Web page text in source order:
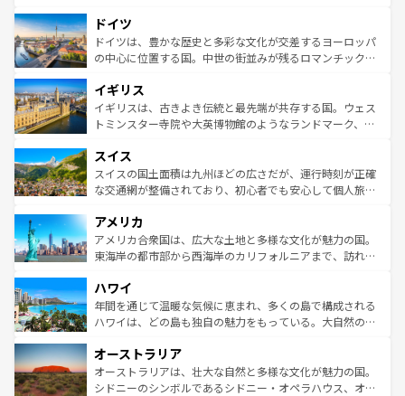
せる。地方によって風土や気候が異なるスペインはその個
性で訪れる人を魅了する。 なお、新着のスペイン情報は コ
ンテンツ一覧を参照してほしい。
で、幅広い魅力が詰まっている。華麗な宮殿、歴史的な大
聖堂、美しいビーチ、そして豊かな自然が、訪れる者を心
から魅了する。また、フランスは美食の国としても知ら
いる。シャンパンの発祥地であるランス、プロヴァンスの
香り高いラベンダー畑など、多彩な楽しみ方が可能だ。さ
らに、パリ以外の地域にも魅力が溢れており、どの街角に
れる地方に足を運ぶとそれぞれで全く異なる文化を体験で
きるだろう。 なお、新着のフランス情報はコンテンツ一覧
を参照してほしい。
ドイツ
ドイツは、豊かな歴史と多彩な文化が交差するヨーロッパ
の中心に位置する国。中世の街並みが残るロマンチック街
顔を持つこの国は、どこを歩いても飽きることがない。ベ
ルリンの文化的活気、バイエルン州のアルプスの絶景、そ
してライン川沿いのワイン畑といった風景は必見。ビール
は、お酒好きな人にはぜひ体験してほしい。 なお、新着の
ドイツ情報はコンテンツ一覧を参照してほしい。
イギリス
イギリスは、古きよき伝統と最先端が共存する国。ウェス
トミンスター寺院や大英博物館のようなランドマーク、歴
リアごとに異なる魅力がある。また、優雅なアフタヌーン
ティー、ビール好きにはたまらない英国パブ、サッカー観
戦など、本場だからこそできる体験も豊富。イギリスを旅
ンツ一覧を参照してほしい。
スイス
スイスの国土面積は九州ほどの広さだが、運行時刻が正確
な交通網が整備されており、初心者でも安心して個人旅行
の建物がそのまま残る町や、スイスならではのユニークな
博物館もあり、アルプス観光だけでなく町歩きも満喫する
ことができる。国民の所得が高いため物価も高いが、旅行
ば市内交通費無料で観光を楽しむこともできる。 なお、新
着のスイス情報はコンテンツ一覧 を参照してほしい。
アメリカ
アメリカ合衆国は、広大な土地と多様な文化が魅力の国。
東海岸の都市部から西海岸のカリフォルニアまで、訪れる
のような巨大都市は、観光、ショッピング、エンターテイ
ンメントが詰まった刺激的なスポットだ。一方、アメリカ
西部には大自然が広がり、グランドキャニオンやイエロー
部のニューオーリンズでは、音楽と美食が融合した独特の
文化が魅力。旅行者はアメリカの各地域で異なる魅力を楽
しみながら、その多様性と豊かな歴史を感じることができ
ハワイ
年間を通じて温暖な気候に恵まれ、多くの島で構成される
ハワイは、どの島も独自の魅力をもっている。大自然の神
ワイ島は見逃せない。また、定番の観光地といえばオアフ
島だが、静かな自然を求めるならマウイ島やカウアイ島が
おすすめ。エメラルドグリーンに輝く海をはじめ、豊かな
オーストラリア
オーストラリアは、壮大な自然と多様な文化が魅力の国。
シドニーのシンボルであるシドニー・オペラハウス、オー